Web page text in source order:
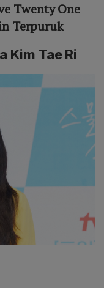
Twenty One
Terpuruk
Kim Tae Ri